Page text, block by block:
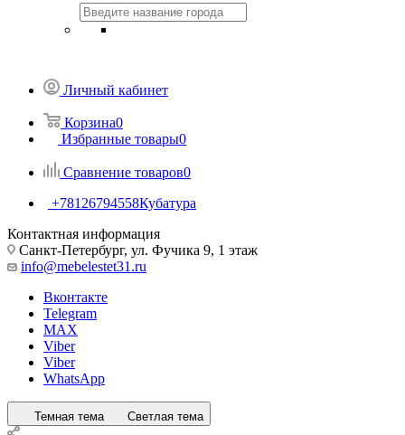
Личный кабинет
Корзина0
Избранные товары0
Сравнение товаров0
+78126794558Кубатура
Контактная информация
Санкт-Петербург, ул. Фучика 9, 1 этаж
info@mebelestet31.ru
Вконтакте
Telegram
MAX
Viber
Viber
WhatsApp
Темная тема Светлая тема